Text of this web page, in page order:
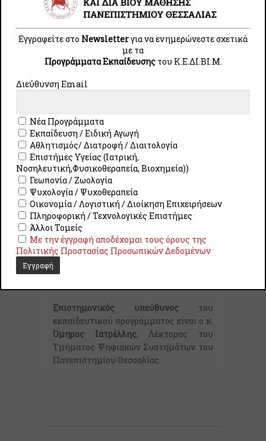
Το συνολικό κόστος του προγράμματος
ανέρχεται στα190€.
140€ για τις κάτωθι κατηγορίες:
Άνεργοι
ΑμΕΑ
οικογένειας)
Early Entry 3 εβδομάδες πριν την
έναρξη του προγράμματος
Επιστημονικός Υπεύθυνος
Επιστημονικός υπεύθυνος του
εκπαιδευτικού προγράμματος είναι ο κ.
Όμηρος Ιατρέλλης, Λέκτορας του
Τμήματος Ψηφιακών Συστημάτων του
Πανεπιστημίου Θεσσαλίας.
Εγγραφείτε στο Newsletterγια να ενημερώνεστε σχετικά
με τα
Προγράμματα Εκπαίδευσηςτου Κ.E.ΔI.ΒI.Μ.
Διεύθυνση Email
Νέα Προγράμματα
Εκπαίδευση / Ειδική Αγωγή
Αθλητισμός/ Διατροφή / Διαιτολογία
Επιστήμες Υγείας (Ιατρική,
Νοσηλευτική,Φυσικοθεραπεία, Βιοχημεία))
Γεωπονία / Ζωολογία
Ψυχολογία / Ψυχοθεραπεία
Οικονομία / Λογιστική / Διοίκηση Επιχειρήσεων
Πληροφορική / Τεχνολογικές Επιστήμες
Άλλοι Τομείς
Με την έγγραφή αποδέχομαι τους όρους της
Πολιτικής Προστασίας Προσωπικών Δεδομένων